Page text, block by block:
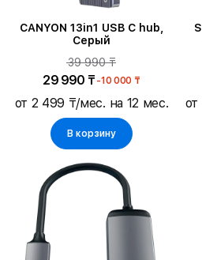
CANYON 13in1 USB C hub,
Серый
39 990 ₸
29 990 ₸ -10 000 ₸
от 2 499 ₸/мес. на 12 мес.
В корзину